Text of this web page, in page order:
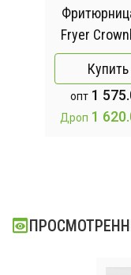
Фритюрница
Fryer
CB 5543
Купить
опт1
Дроп 1